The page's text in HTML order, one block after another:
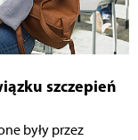
szczepień
były przez